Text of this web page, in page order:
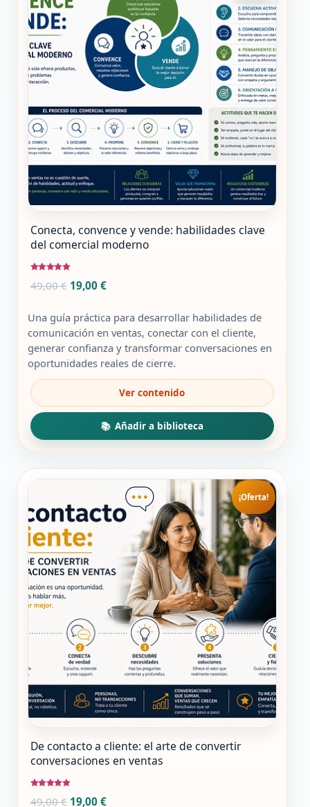
Conecta, convence y vende: habilidades clave
del comercial moderno
con
4.75
49,00€ El
original
era:
49,00 €.
19,00 €El
actual
es:
19,00 €.
Una guía práctica para desarrollar habilidades de
comunicación en ventas, conectar con el cliente,
generar confianza y transformar conversaciones en
oportunidades reales de cierre.
¡Oferta!
De contacto a cliente: el arte de convertir
conversaciones en ventas
con
49,00€ El
19,00 €El